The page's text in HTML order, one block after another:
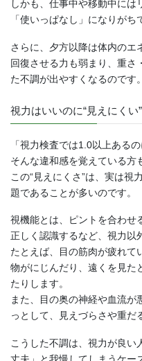
しかも、仕事中や移動中には
「使いっぱなし」になりがち
さらに、夕方以降は体内のエ
回復させる力も弱まり、重さ
た不調が出やすくなるのです。
視力はいいのに“見えにく
「視力検査では1.0以上ある
そんな違和感を覚えている方
この“見えにくさ”は、実は視
題であることが多いのです。
視機能とは、ピントを合わせ
正しく認識するなど、視力以
たとえば、目の筋肉が疲れて
物がにじんだり、遠くを見た
たりします。
また、目の奥の神経や血流が
っとして、見えづらさや重だ
こうした不調は、視力が良い